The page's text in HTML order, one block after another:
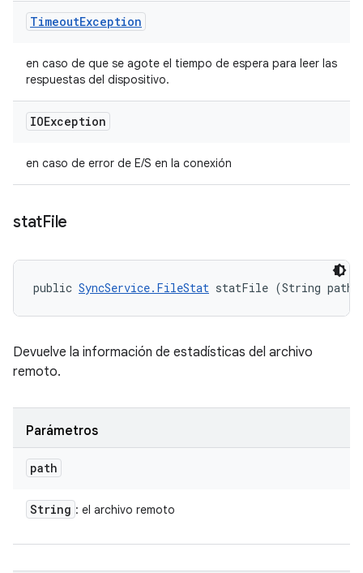
TimeoutException
en caso de que se agote el tiempo de espera para leer las
respuestas del dispositivo.
IOException
en caso de error de E/S en la conexión
statFile
public SyncService.FileStat statFile (String path)
Devuelve la información de estadísticas del archivo
remoto.
Parámetros
path
String : el archivo remoto